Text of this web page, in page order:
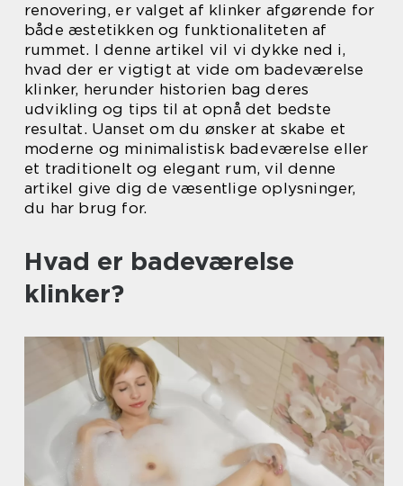
renovering, er valget af klinker afgørende for
både æstetikken og funktionaliteten af
rummet. I denne artikel vil vi dykke ned i,
hvad der er vigtigt at vide om badeværelse
klinker, herunder historien bag deres
udvikling og tips til at opnå det bedste
resultat. Uanset om du ønsker at skabe et
moderne og minimalistisk badeværelse eller
et traditionelt og elegant rum, vil denne
artikel give dig de væsentlige oplysninger,
du har brug for.
Hvad er badeværelse
klinker?